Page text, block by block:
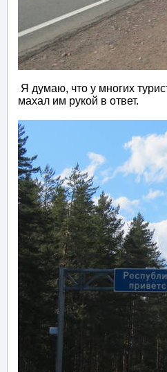
Я думаю, что у многих
махал им рукой в ответ.